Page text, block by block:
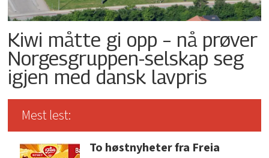
Kiwi måtte gi opp – nå prøver
Norgesgruppen-selskap seg
igjen med dansk lavpris
Mest lest:
To høstnyheter fra Freia